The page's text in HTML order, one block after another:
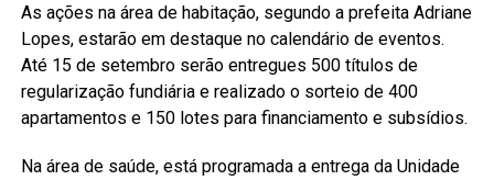
As ações na área de habitação, segundo a prefeita Adriane
Lopes, estarão em destaque no calendário de eventos.
Até 15 de setembro serão entregues 500 títulos de
regularização fundiária e realizado o sorteio de 400
apartamentos e 150 lotes para financiamento e subsídios.
Na área de saúde, está programada a entrega da Unidade